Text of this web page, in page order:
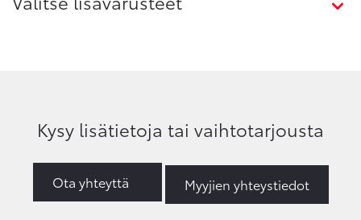
Kysy lisätietoja tai vaihtotarjousta
Ota yhteyttä Myyjien yhteystiedot